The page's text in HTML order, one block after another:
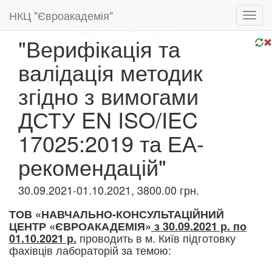
НКЦ "Євроакадемія"
"Верифікація та
валідація методик
згідно з вимогами
ДСТУ EN ISO/IEC
17025:2019 та ЕА-
рекомендацій"
30.09.2021-01.10.2021, 3800.00 грн.
ТОВ «НАВЧАЛЬНО-КОНСУЛЬТАЦІЙНИЙ
ЦЕНТР «ЄВРОАКАДЕМІЯ» з 30.09.2021 р. по
01.10.2021 р. проводить в м. Київ підготовку
фахівців лабораторій за темою: